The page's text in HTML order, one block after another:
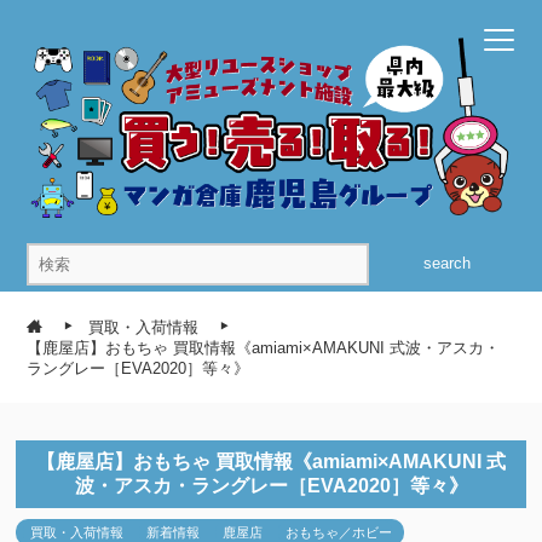
search
買取・入荷情報
【鹿屋店】おもちゃ 買取情報《amiami×AMAKUNI 式波・アスカ・
ラングレー［EVA2020］等々》
【鹿屋店】おもちゃ 買取情報《amiami×AMAKUNI 式
波・アスカ・ラングレー［EVA2020］等々》
買取・入荷情報 新着情報 鹿屋店 おもちゃ／ホビー